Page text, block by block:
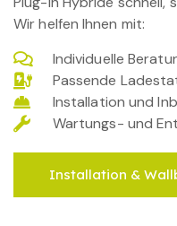
Wir helfen Ihnen mit:
Individuelle
Passende
Installation und
Wartungs- und
Installation &